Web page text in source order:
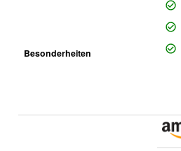
Besonderheiten